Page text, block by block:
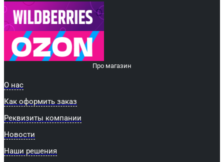
Про магазин
О нас
Как оформить заказ
Реквизиты компании
Новости
Наши решения